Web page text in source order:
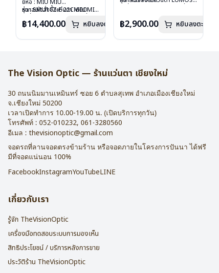
ยี่ห้อ : MIU MIU
รุ่น : SMU11Z-F 22C-60O
เลนส์ : กันแดดสีฟ้า
น้ำหนัก : 24 กรัม
หากสนใจสั่งชื้อแว่นตา MIU MIU
ลงไว้กรุณาติดต่อเรา
คลิก
฿14,400.00 หยิบลงตะกร้าบานพับ : ไม่มีสปริง
อุปกรณ์ : กล่องแว่น , ผ้าเช็ดแว่น
฿2,900.00 หยิบลงตะกร้า
The Vision Optic — ร้านแว่นตา เชียงใหม่
30 ถนนนิมมานเหมินทร์ ซอย 6 ตำบลสุเทพ อำเภอเมืองเชียงใหม่
จ.เชียงใหม่ 50200
เวลาเปิดทำการ 10.00-19.00 น. (เปิดบริการทุกวัน)
โทรศัพท์ : 052-010232, 061-3280560
อีเมล : thevisionoptic@gmail.com
จอดรถที่ลานจอดตรงข้ามร้าน หรือจอดภายในโครงการปันนา ได้ฟรี
มีที่จอดแน่นอน 100%
FacebookInstagramYouTubeLINE
เกี่ยวกับเรา
รู้จัก TheVisionOptic
เครื่องมือทดสอบระบบการมองเห็น
สิทธิประโยชน์ / บริการหลังการขาย
ประวัติร้าน TheVisionOptic